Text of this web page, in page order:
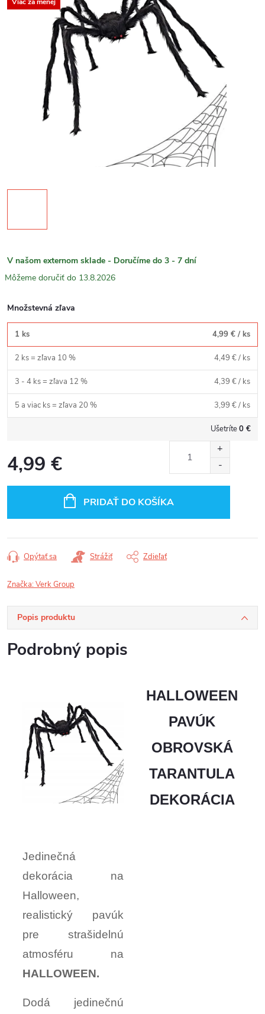
V našom externom sklade - Doručíme do 3 - 7 dní
13.8.2026
Množstevná zľava
1 ks 4,99 € / ks
2 ks = zľava 10 % 4,49 €/ ks
3 - 4 ks = zľava 12 % 4,39 €/ ks
5 a viac ks = zľava 20 % 3,99 €/ ks
Ušetríte0 €
4,99 €
PRIDAŤ DO KOŠÍKA
Opýtať sa Strážiť Zdieľať
Značka:Verk Group
Popis produktu
Podrobný popis
HALLOWEEN
PAVÚK
OBROVSKÁ
TARANTULA
DEKORÁCIA
Jedinečná
dekorácia na
Halloween,
realistický pavúk
pre strašidelnú
atmosféru na
HALLOWEEN.
Dodá jedinečnú